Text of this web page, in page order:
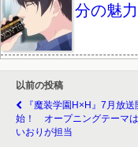
分の魅
以前の投稿
『魔装学園H×H』7月放送
始！ オープニングテーマ
いおりが担当